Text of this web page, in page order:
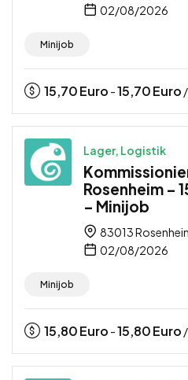
02/08/2026
Minijob
15,70Euro -15,70Euro
Lager, Logistik
Rosenheim –
– Minijob
83013
02/08/2026
Minijob
15,80Euro -15,80Euro